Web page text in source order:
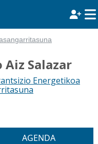
Salazar
Energetikoa
AGENDA